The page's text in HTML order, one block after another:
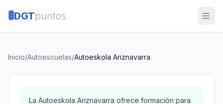
🚦DGTpuntos
Inicio/Autoescuelas/Autoeskola Ariznavarra
La Autoeskola Ariznavarra ofrece formación para